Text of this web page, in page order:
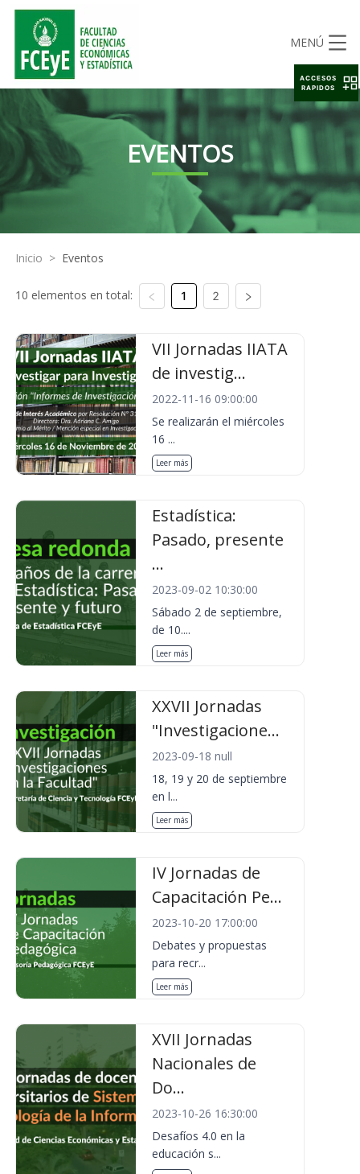
MENÚ
EVENTOS
Inicio > Eventos
10 elementos en total: 1 2
VII Jornadas IIATA
de investig...
2022-11-16 09:00:00
Se realizarán el miércoles
16 ...
Leer más
Estadística:
Pasado, presente
...
2023-09-02 10:30:00
Sábado 2 de septiembre,
de 10....
Leer más
XXVII Jornadas
"Investigacione...
2023-09-18 null
18, 19 y 20 de septiembre
en l...
Leer más
IV Jornadas de
Capacitación Pe...
2023-10-20 17:00:00
Debates y propuestas
para recr...
Leer más
XVII Jornadas
Nacionales de
Do...
2023-10-26 16:30:00
Desafíos 4.0 en la
educación s...
ACCESOS
RAPIDOS